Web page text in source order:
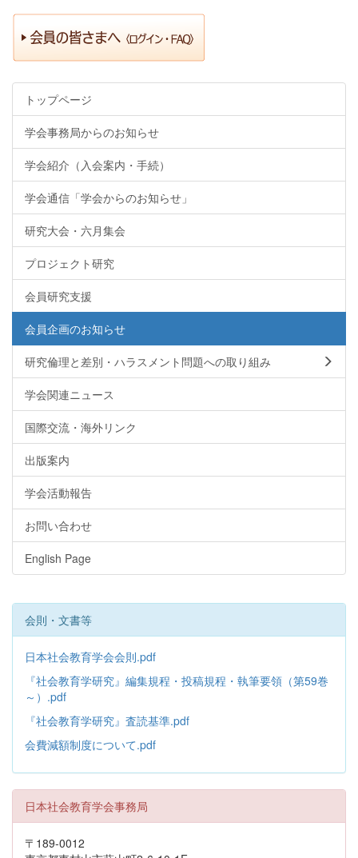
トップページ
学会事務局からのお知らせ
学会紹介（入会案内・手続）
学会通信「学会からのお知らせ」
研究大会・六月集会
プロジェクト研究
会員研究支援
会員企画のお知らせ
研究倫理と差別・ハラスメント問題への取り組み
学会関連ニュース
国際交流・海外リンク
出版案内
学会活動報告
お問い合わせ
English Page
会則・文書等
日本社会教育学会会則.pdf
『社会教育学研究』編集規程・投稿規程・執筆要領（第59巻
～）.pdf
『社会教育学研究』査読基準.pdf
会費減額制度について.pdf
日本社会教育学会事務局
〒189-0012